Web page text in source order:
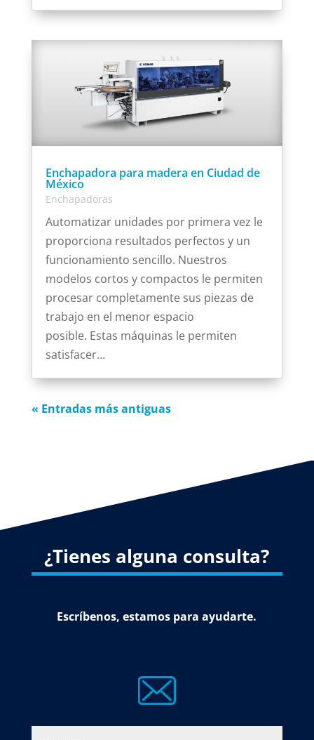
Enchapadora para madera en Ciudad de
México
Enchapadoras
Automatizar unidades por primera vez le
proporciona resultados perfectos y un
funcionamiento sencillo. Nuestros
modelos cortos y compactos le permiten
procesar completamente sus piezas de
trabajo en el menor espacio
posible. Estas máquinas le permiten
satisfacer...
« Entradas más antiguas
¿Tienes alguna consulta?
Escríbenos, estamos para ayudarte.